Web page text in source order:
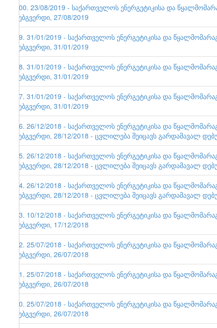
100. 23/08/2019 - საქართველოს ენერგეტიკისა და
ვებგვერდი, 27/08/2019
99. 31/01/2019 - საქართველოს ენერგეტიკისა და
ვებგვერდი, 31/01/2019
98. 31/01/2019 - საქართველოს ენერგეტიკისა და
ვებგვერდი, 31/01/2019
97. 31/01/2019 - საქართველოს ენერგეტიკისა და
ვებგვერდი, 31/01/2019
96. 26/12/2018 - საქართველოს ენერგეტიკისა და
ვებგვერდი, 28/12/2018 - ცვლილება შეიცავს გარდამავალ
95. 26/12/2018 - საქართველოს ენერგეტიკისა და
ვებგვერდი, 28/12/2018 - ცვლილება შეიცავს გარდამავალ
94. 26/12/2018 - საქართველოს ენერგეტიკისა და
ვებგვერდი, 28/12/2018 - ცვლილება შეიცავს გარდამავალ
93. 10/12/2018 - საქართველოს ენერგეტიკისა და
ვებგვერდი, 17/12/2018
92. 25/07/2018 - საქართველოს ენერგეტიკისა და
ვებგვერდი, 26/07/2018
91. 25/07/2018 - საქართველოს ენერგეტიკისა და
ვებგვერდი, 26/07/2018
90. 25/07/2018 - საქართველოს ენერგეტიკისა და
ვებგვერდი, 26/07/2018